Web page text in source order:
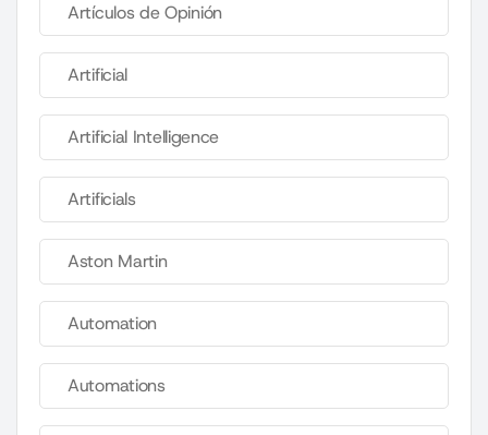
Artículos de Opinión
Artificial
Artificial Intelligence
Artificials
Aston Martin
Automation
Automations